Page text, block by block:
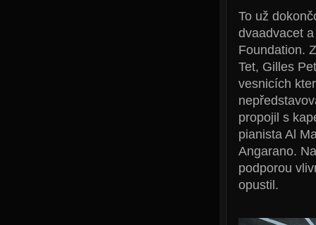
To už
dvaadvacet
Foundation.
Tet, Gilles
vesnicích
propojil s
pianista Al
Angarano.
podporou
opustil.